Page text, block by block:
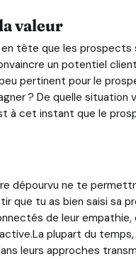
valeur
tête que les prospects
un potentiel
pertinent pour le
? De quelle
à cet instant que le
dépourvu ne te
que tu as bien saisi sa
de leur empathie,
plupart du
leurs approches